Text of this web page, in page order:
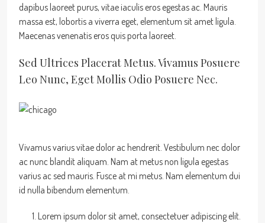
dapibus laoreet purus, vitae iaculis eros egestas ac. Mauris
massa est, lobortis a viverra eget, elementum sit amet ligula.
Maecenas venenatis eros quis porta laoreet.
Sed Ultrices Placerat Metus. Vivamus Posuere
Leo Nunc, Eget Mollis Odio Posuere Nec.
Vivamus varius vitae dolor ac hendrerit. Vestibulum nec dolor
ac nunc blandit aliquam. Nam at metus non ligula egestas
varius ac sed mauris. Fusce at mi metus. Nam elementum dui
id nulla bibendum elementum.
Lorem ipsum dolor sit amet, consectetuer adipiscing elit.